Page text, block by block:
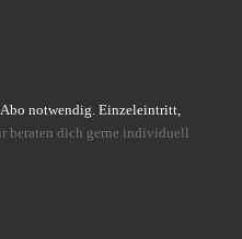
notwendig. Einzeleintritt,
beraten dich gerne individuell